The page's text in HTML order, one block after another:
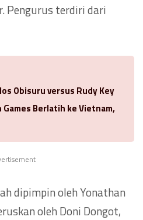
Pengurus terdiri dari
Obisuru versus Rudy Key
Berlatih ke Vietnam,
dipimpin oleh Yonathan
oleh Doni Dongot,